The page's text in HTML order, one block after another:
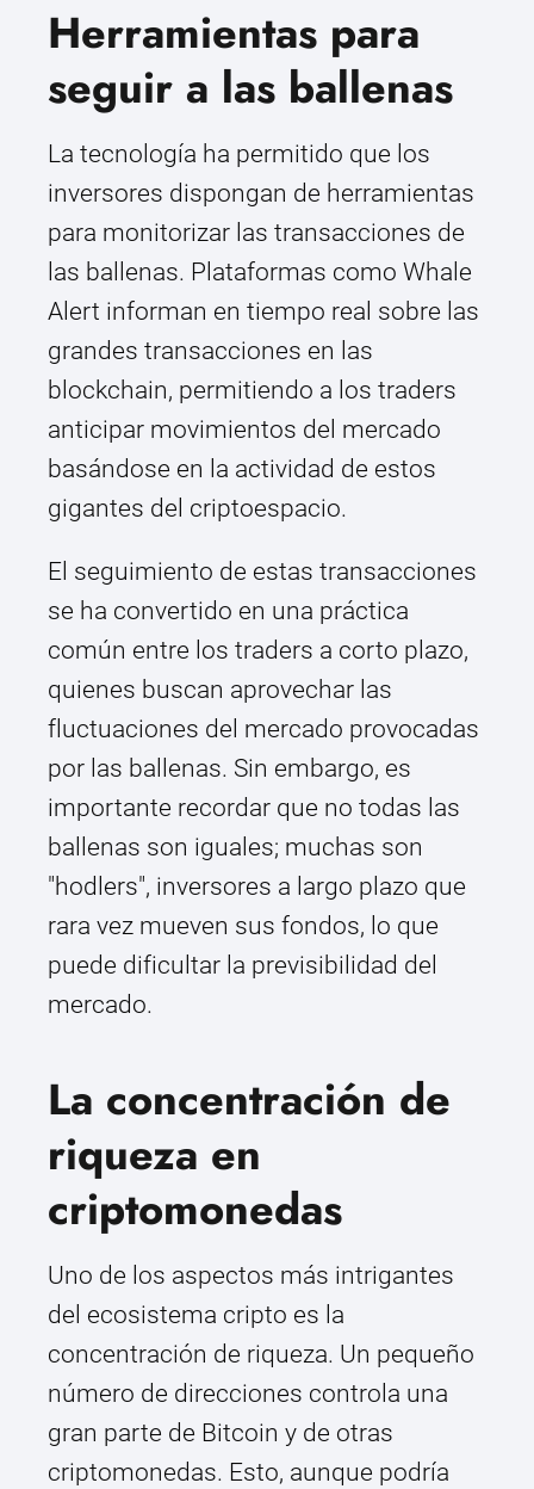
Herramientas para
seguir a las ballenas
La tecnología ha permitido que los
inversores dispongan de herramientas
para monitorizar las transacciones de
las ballenas. Plataformas como Whale
Alert informan en tiempo real sobre las
grandes transacciones en las
blockchain, permitiendo a los traders
anticipar movimientos del mercado
basándose en la actividad de estos
gigantes del criptoespacio.
El seguimiento de estas transacciones
se ha convertido en una práctica
común entre los traders a corto plazo,
quienes buscan aprovechar las
fluctuaciones del mercado provocadas
por las ballenas. Sin embargo, es
importante recordar que no todas las
ballenas son iguales; muchas son
"hodlers", inversores a largo plazo que
rara vez mueven sus fondos, lo que
puede dificultar la previsibilidad del
mercado.
La concentración de
riqueza en
criptomonedas
Uno de los aspectos más intrigantes
del ecosistema cripto es la
concentración de riqueza. Un pequeño
número de direcciones controla una
gran parte de Bitcoin y de otras
criptomonedas. Esto, aunque podría